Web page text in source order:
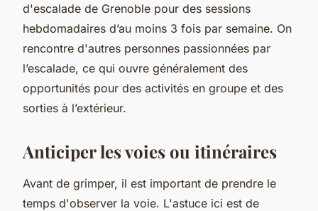
d'escalade de Grenoble pour des sessions
hebdomadaires d’au moins 3 fois par semaine. On
rencontre d'autres personnes passionnées par
l’escalade, ce qui ouvre généralement des
opportunités pour des activités en groupe et des
sorties à l’extérieur.
Anticiper les voies ou itinéraires
Avant de grimper, il est important de prendre le
temps d'observer la voie. L'astuce ici est de